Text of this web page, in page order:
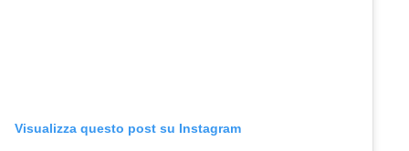
Visualizza questo post su Instagram